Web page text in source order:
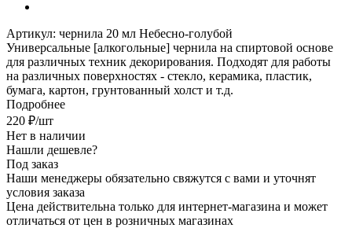
Артикул: чернила 20 мл Небесно-голубой
Универсальные [алкогольные] чернила на спиртовой основе
для различных техник декорирования. Подходят для работы
на различных поверхностях - стекло, керамика, пластик,
бумага, картон, грунтованный холст и т.д.
Подробнее
220 ₽/шт
Нет в наличии
Нашли дешевле?
Под заказ
Наши менеджеры обязательно свяжутся с вами и уточнят
условия заказа
Цена действительна только для интернет-магазина и может
отличаться от цен в розничных магазинах